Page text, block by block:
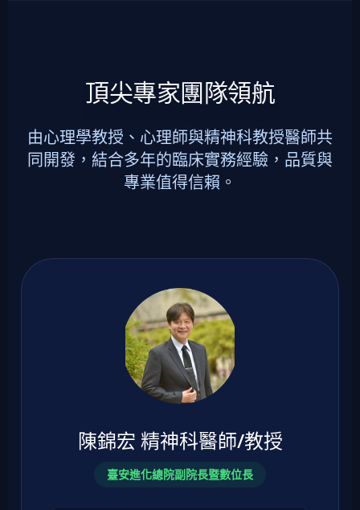
頂尖專家團隊領航
由心理學教授、心理師與精神科教授醫師共
同開發，結合多年的臨床實務經驗，品質與
專業值得信賴。
陳錦宏 精神科醫師/教授
臺安進化總院副院長暨數位長